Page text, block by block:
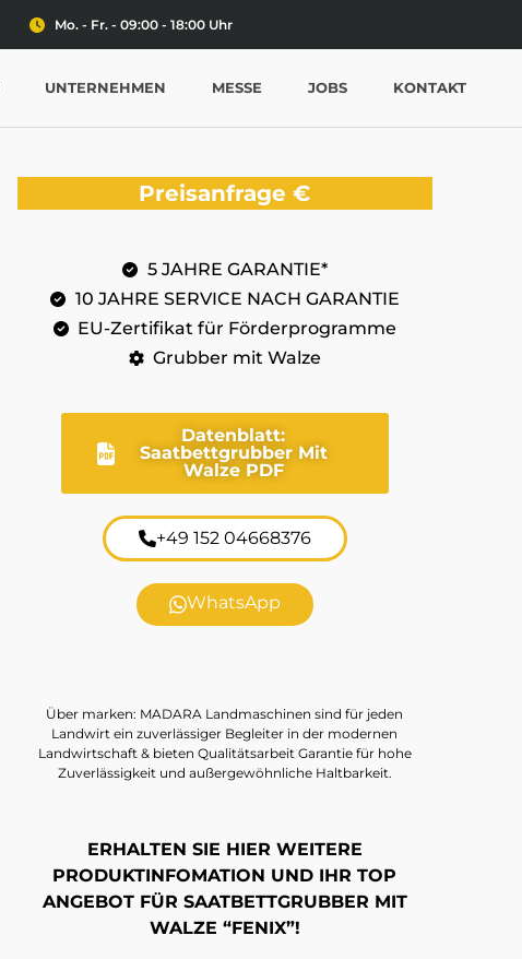
Mo. - Fr. - 09:00 - 18:00 Uhr
UNTERNEHMEN MESSE JOBS KONTAKT
Preisanfrage€
5 JAHRE GARANTIE*
10 JAHRE SERVICE NACH GARANTIE
EU-Zertifikat für Förderprogramme
Grubber mit Walze
Datenblatt:
Saatbettgrubber Mit
Walze PDF
+49 152 04668376
WhatsApp
Über marken: MADARA Landmaschinen sind für jeden
Landwirt ein zuverlässiger Begleiter in der modernen
Landwirtschaft & bieten Qualitätsarbeit Garantie für hohe
Zuverlässigkeit und außergewöhnliche Haltbarkeit.
ERHALTEN SIE HIER WEITERE
PRODUKTINFOMATION UND IHR TOP
ANGEBOT FÜR SAATBETTGRUBBER MIT
WALZE “FENIX”!